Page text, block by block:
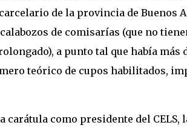
de la provincia de Buenos
de comisarías (que no
a punto tal que había más
teórico de cupos habilitados,
carátula como presidente del CELS,